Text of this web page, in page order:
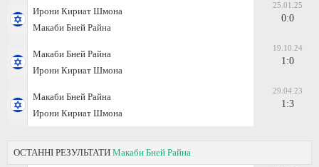
Ирони Кириат Шмона
Макаби Бней Райна
25.01.25
0:0
Макаби Бней Райна
Ирони Кириат Шмона
19.10.24
1:0
Макаби Бней Райна
Ирони Кириат Шмона
29.04.23
1:3
ОСТАННІ РЕЗУЛЬТАТИ Макаби Бней Райна